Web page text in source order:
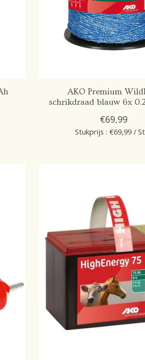
AKO Premium
schrikdraad blauw 6x
€69,99
Stukprijs : €69,99 /